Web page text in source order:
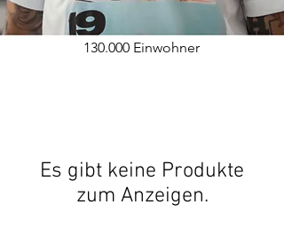
130.000 Einwohner
Es gibt keine Produkte
zum Anzeigen.